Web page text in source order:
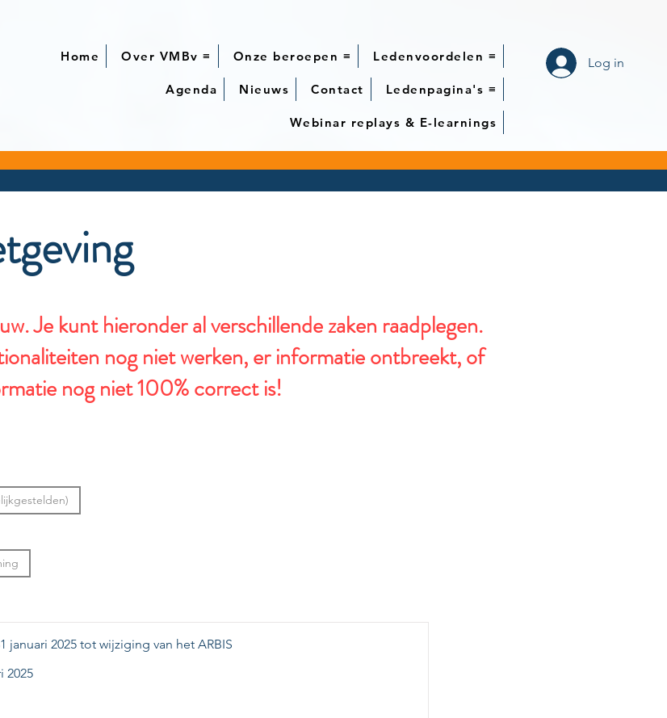
Home Over VMBv ≡ Onze beroepen ≡ Ledenvoordelen ≡
Agenda Nieuws Contact Ledenpagina's ≡
Webinar replays & E-learnings
Log in
Je kunt hieronder al verschillende zaken raadplegen.
nog niet werken, er informatie ontbreekt, of
nog niet 100% correct is!
januari 2025 tot wijziging van het ARBIS
2025